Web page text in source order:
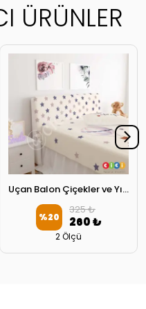
ÜRÜNLER
Uçan Balon Çiçekler ve Yıldızlar Başlık Kılıfı
%20
325 ₺
260 ₺
2 Ölçü